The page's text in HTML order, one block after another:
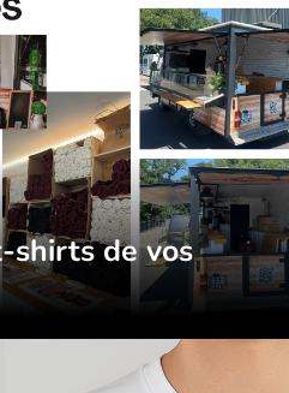
shirts de vos